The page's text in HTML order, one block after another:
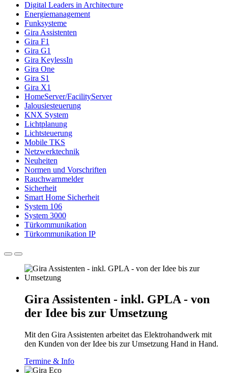
Digital Leaders in Architecture
Energiemanagement
Funksysteme
Gira Assistenten
Gira F1
Gira G1
Gira KeylessIn
Gira One
Gira S1
Gira X1
HomeServer/FacilityServer
Jalousiesteuerung
KNX System
Lichtplanung
Lichtsteuerung
Mobile TKS
Netzwerktechnik
Neuheiten
Normen und Vorschriften
Rauchwarnmelder
Sicherheit
Smart Home Sicherheit
System 106
System 3000
Türkommunikation
Türkommunikation IP
Gira Assistenten - inkl. GPLA - von
der Idee bis zur Umsetzung
Mit den Gira Assistenten arbeitet das Elektrohandwerk mit
den Kunden von der Idee bis zur Umsetzung Hand in Hand.
Termine & Info